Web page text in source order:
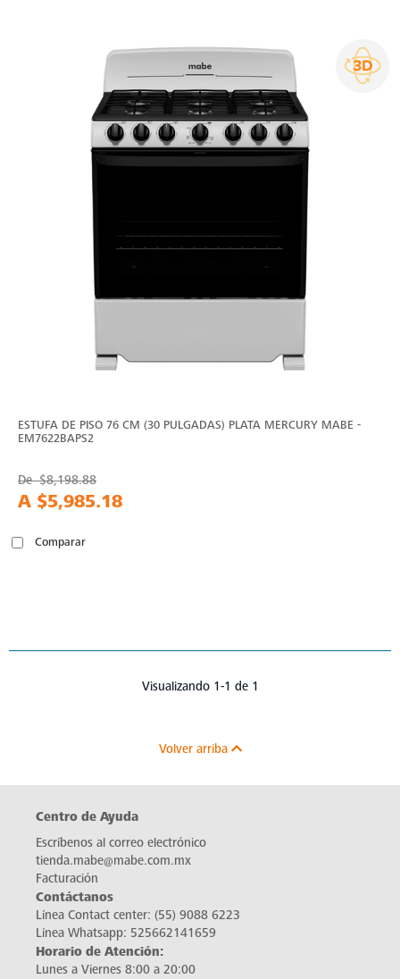
ESTUFA DE PISO 76 CM (30 PULGADAS) PLATA MERCURY MABE -
EM7622BAPS2
De$8,198.88
A $5,985.18
Comparar
Visualizando 1-1 de 1
Volver arriba
Centro de Ayuda
Escríbenos al correo electrónico
tienda.mabe@mabe.com.mx
Facturación
Contáctanos
Línea Contact center: (55) 9088 6223
Línea Whatsapp: 525662141659
Horario de Atención:
Lunes a Viernes 8:00 a 20:00